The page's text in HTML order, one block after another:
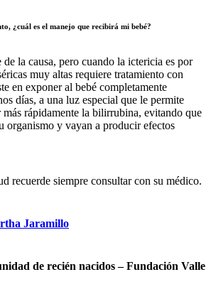
¿cuál es el manejo que recibirá mi bebé?
la causa, pero cuando la ictericia es por
muy altas requiere tratamiento con
en exponer al bebé completamente
días, a una luz especial que le permite
más rápidamente la bilirrubina, evitando que
organismo y vayan a producir efectos
recuerde siempre consultar con su médico.
Jaramillo
de recién nacidos – Fundación Valle